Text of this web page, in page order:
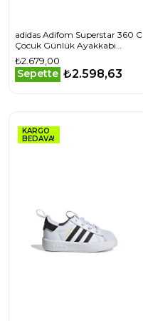
adidas Adifom Superstar 360 C
Çocuk Günlük Ayakkabı
JS0718 Beyaz
₺2.679,00
Sepette ₺2.598,63
KARGO
BEDAVA!